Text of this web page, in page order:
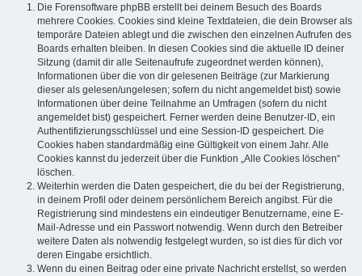
Die Forensoftware phpBB erstellt bei deinem Besuch des Boards
mehrere Cookies. Cookies sind kleine Textdateien, die dein Browser als
temporäre Dateien ablegt und die zwischen den einzelnen Aufrufen des
Boards erhalten bleiben. In diesen Cookies sind die aktuelle ID deiner
Sitzung (damit dir alle Seitenaufrufe zugeordnet werden können),
Informationen über die von dir gelesenen Beiträge (zur Markierung
dieser als gelesen/ungelesen; sofern du nicht angemeldet bist) sowie
Informationen über deine Teilnahme an Umfragen (sofern du nicht
angemeldet bist) gespeichert. Ferner werden deine Benutzer-ID, ein
Authentifizierungsschlüssel und eine Session-ID gespeichert. Die
Cookies haben standardmäßig eine Gültigkeit von einem Jahr. Alle
Cookies kannst du jederzeit über die Funktion „Alle Cookies löschen“
löschen.
Weiterhin werden die Daten gespeichert, die du bei der Registrierung,
in deinem Profil oder deinem persönlichem Bereich angibst. Für die
Registrierung sind mindestens ein eindeutiger Benutzername, eine E-
Mail-Adresse und ein Passwort notwendig. Wenn durch den Betreiber
weitere Daten als notwendig festgelegt wurden, so ist dies für dich vor
deren Eingabe ersichtlich.
Wenn du einen Beitrag oder eine private Nachricht erstellst, so werden